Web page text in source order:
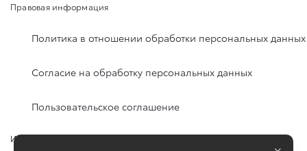
Правовая информация
Политика в отношении обработки персональных данных
Согласие на обработку персональных данных
Пользовательское соглашение
Изменить настройку cookies